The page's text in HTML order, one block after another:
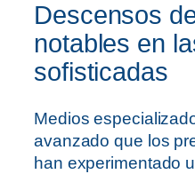
Descensos
notables en
sofisticadas
Medios
avanzado que los
han experimentado